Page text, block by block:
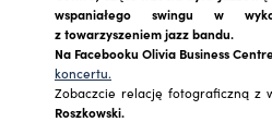
wspaniałego swingu w
z towarzyszeniem jazz bandu.
Na Facebooku Olivia Business
koncertu.
Zobaczcie relację fotograficzną z
Roszkowski.